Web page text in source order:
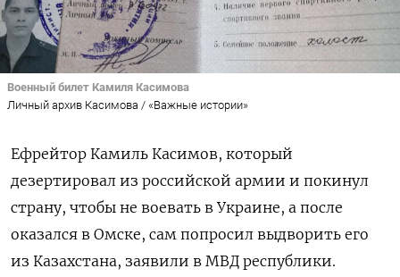
Военный билет Камиля Касимова
Личный архив Касимова / «Важные истории»
Ефрейтор Камиль Касимов, который
дезертировал из российской армии и покинул
страну, чтобы не воевать в Украине, а после
оказался в Омске, сам попросил выдворить его
из Казахстана, заявили в МВД республики.